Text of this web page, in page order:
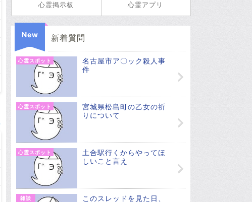
心霊掲示板 心霊アプリ
New 新着質問
心霊スポット
名古屋市ア〇ック殺人事
件
心霊スポット
宮城県松島町の乙女の祈
りについて
心霊スポット
土合駅行くからやってほ
しいこと言え
雑談
このスレッドを見た日、